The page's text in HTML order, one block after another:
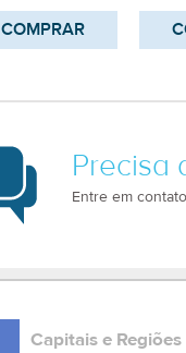
COMPRAR
Precisa
Entre em
Capitais e